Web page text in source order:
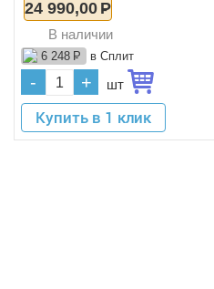
24 990,00 Р
В наличии
6 248 Р в Сплит
- + шт
Купить в 1 клик